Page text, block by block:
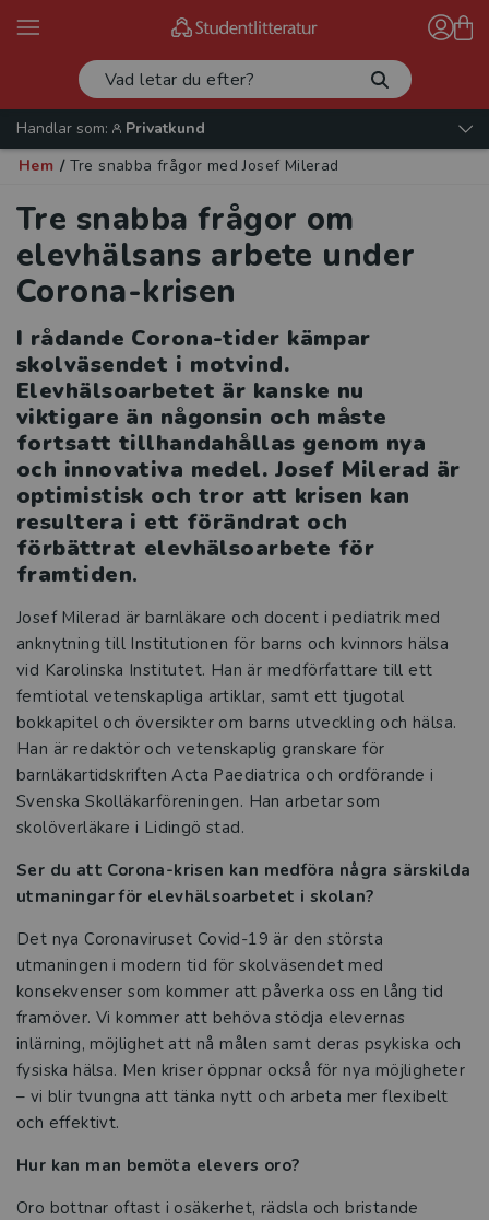
Handlar som:
Privatkund
Hem / Tre snabba frågor med Josef Milerad
Tre snabba frågor om
elevhälsans arbete under
Corona-krisen
I rådande Corona-tider kämpar
skolväsendet i motvind.
Elevhälsoarbetet är kanske nu
viktigare än någonsin och måste
fortsatt tillhandahållas genom nya
och innovativa medel. Josef Milerad är
optimistisk och tror att krisen kan
resultera i ett förändrat och
förbättrat elevhälsoarbete för
framtiden.
Josef Milerad är barnläkare och docent i pediatrik med
anknytning till Institutionen för barns och kvinnors hälsa
vid Karolinska Institutet. Han är medförfattare till ett
femtiotal vetenskapliga artiklar, samt ett tjugotal
bokkapitel och översikter om barns utveckling och hälsa.
Han är redaktör och vetenskaplig granskare för
barnläkartidskriften Acta Paediatrica och ordförande i
Svenska Skolläkarföreningen. Han arbetar som
skolöverläkare i Lidingö stad.
Ser du att Corona-krisen kan medföra några särskilda
utmaningar för elevhälsoarbetet i skolan?
Det nya Coronaviruset Covid-19 är den största
utmaningen i modern tid för skolväsendet med
konsekvenser som kommer att påverka oss en lång tid
framöver. Vi kommer att behöva stödja elevernas
inlärning, möjlighet att nå målen samt deras psykiska och
fysiska hälsa. Men kriser öppnar också för nya möjligheter
– vi blir tvungna att tänka nytt och arbeta mer flexibelt
och effektivt.
Hur kan man bemöta elevers oro?
Oro bottnar oftast i osäkerhet, rädsla och bristande